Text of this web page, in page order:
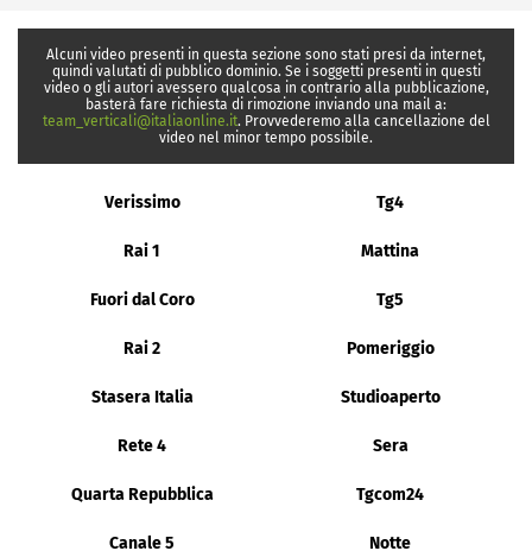
Alcuni video presenti in questa sezione sono stati presi da internet,
quindi valutati di pubblico dominio. Se i soggetti presenti in questi
video o gli autori avessero qualcosa in contrario alla pubblicazione,
basterà fare richiesta di rimozione inviando una mail a:
team_verticali@italiaonline.it. Provvederemo alla cancellazione del
video nel minor tempo possibile.
Verissimo Tg4
Rai 1 Mattina
Fuori dal Coro Tg5
Rai 2 Pomeriggio
Stasera Italia Studioaperto
Rete 4 Sera
Quarta Repubblica Tgcom24
Canale 5 Notte